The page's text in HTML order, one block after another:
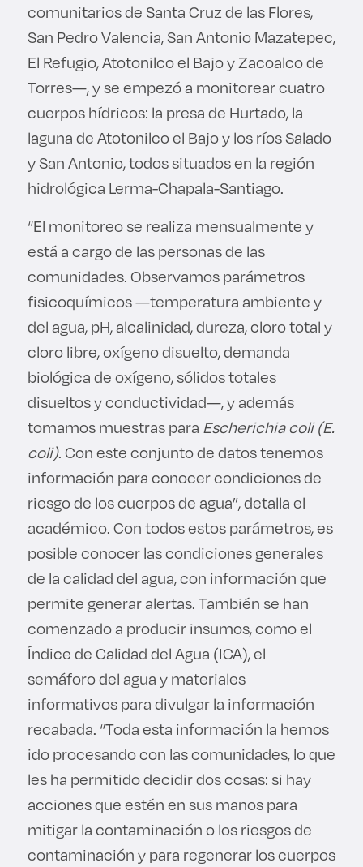
comunitarios de Santa Cruz de las Flores,
San Pedro Valencia, San Antonio Mazatepec,
El Refugio, Atotonilco el Bajo y Zacoalco de
Torres—, y se empezó a monitorear cuatro
cuerpos hídricos: la presa de Hurtado, la
laguna de Atotonilco el Bajo y los ríos Salado
y San Antonio, todos situados en la región
hidrológica Lerma-Chapala-Santiago.
“El monitoreo se realiza mensualmente y
está a cargo de las personas de las
comunidades. Observamos parámetros
fisicoquímicos —temperatura ambiente y
del agua, pH, alcalinidad, dureza, cloro total y
cloro libre, oxígeno disuelto, demanda
biológica de oxígeno, sólidos totales
disueltos y conductividad—, y además
tomamos muestras para Escherichia coli (E.
coli). Con este conjunto de datos tenemos
información para conocer condiciones de
riesgo de los cuerpos de agua”, detalla el
académico. Con todos estos parámetros, es
posible conocer las condiciones generales
de la calidad del agua, con información que
permite generar alertas. También se han
comenzado a producir insumos, como el
Índice de Calidad del Agua (ICA), el
semáforo del agua y materiales
informativos para divulgar la información
recabada. “Toda esta información la hemos
ido procesando con las comunidades, lo que
les ha permitido decidir dos cosas: si hay
acciones que estén en sus manos para
mitigar la contaminación o los riesgos de
contaminación y para regenerar los cuerpos